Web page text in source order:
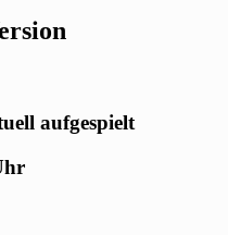
aufgespielt